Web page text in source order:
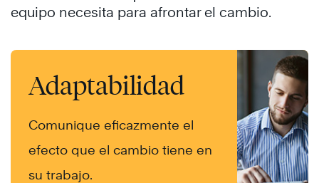
equipo necesita para afrontar el cambio.
Adaptabilidad
Comunique eficazmente el
efecto que el cambio tiene en
su trabajo.